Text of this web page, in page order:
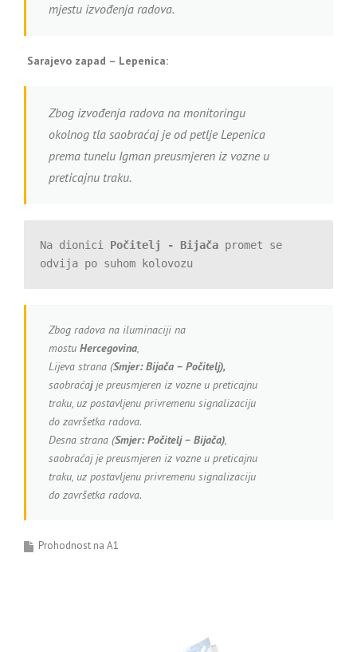
mjestu izvođenja radova.
Sarajevo zapad – Lepenica:
Zbog izvođenja radova na monitoringu
okolnog tla saobraćaj je od petlje Lepenica
prema tunelu Igman preusmjeren iz vozne u
preticajnu traku.
Na dionici Počitelj - Bijača promet se
odvija po suhom kolovozu
Zbog radova na iluminaciji na
mostu Hercegovina,
Lijeva strana (Smjer: Bijača – Počitelj),
saobraćajje preusmjeren iz vozne u preticajnu
traku, uz postavljenu privremenu signalizaciju
do završetka radova.
Desna strana (Smjer: Počitelj – Bijača),
saobraćaj je preusmjeren iz vozne u preticajnu
traku, uz postavljenu privremenu signalizaciju
do završetka radova.
Prohodnost na A1